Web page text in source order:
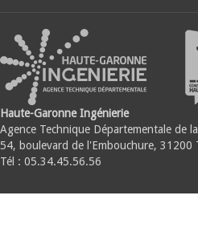
Haute-Garonne Ingénierie
Agence Technique Départementale de
54, boulevard de l'Embouchure, 31200
Tél : 05.34.45.56.56